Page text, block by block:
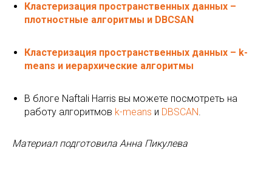
Кластеризация пространственных данных –
плотностные алгоритмы и DBCSAN
Кластеризация пространственных данных – k-
means и иерархические алгоритмы
В блоге Naftali Harris вы можете посмотреть на
работу алгоритмов k-means и DBSCAN.
Материал подготовила Анна Пикулева